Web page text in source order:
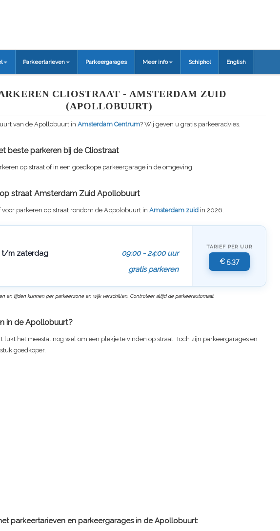
Parkeertarieven Parkeergarages Meer info Schiphol English
CLIOSTRAAT - AMSTERDAM ZUID
(APOLLOBUURT)
van de Apollobuurt in Amsterdam Centrum? Wij geven u gratis parkeeradvies.
beste parkeren bij de Cliostraat
op straat of in een goedkope parkeergarage in de omgeving.
straat Amsterdam Zuid Apollobuurt
voor parkeren op straat rondom de Appolobuurt in Amsterdam zuid in 2026.
t/m zaterdag
09:00 - 24:00 uur
gratis parkeren
TARIEF PER UUR
€ 5,37
en tijden kunnen per parkeerzone en wijk verschillen. Controleer altijd de parkeerautomaat.
in de Apollobuurt?
lukt het meestal nog wel om een plekje te vinden op straat. Toch zijn parkeergarages en
goedkoper.
parkeertarieven en parkeergarages in de Apollobuurt: